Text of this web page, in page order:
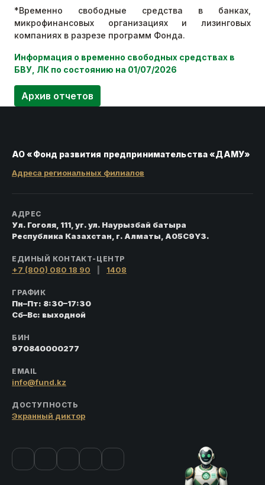
*Временно свободные средства в банках,
микрофинансовых организациях и лизинговых
компаниях в разрезе программ Фонда.
Информация о временно свободных средствах в
БВУ, ЛК по состоянию на 01/07/2026
Архив отчетов
АО «Фонд развития предпринимательства «ДАМУ»
Адреса региональных филиалов
АДРЕС
Ул. Гоголя, 111, уг. ул. Наурызбай батыра
Республика Казахстан, г. Алматы, A05C9Y3.
ЕДИНЫЙ КОНТАКТ-ЦЕНТР
+7 (800) 080 18 90 1408
ГРАФИК
Пн–Пт: 8:30–17:30
Сб–Вс: выходной
БИН
970840000277
EMAIL
info@fund.kz
ДОСТУПНОСТЬ
Экранный диктор